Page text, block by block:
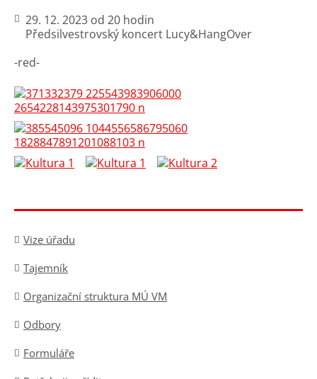
29. 12. 2023 od 20 hodin
Předsilvestrovský koncert Lucy&HangOver
-red-
Vize úřadu
Tajemník
Organizační struktura MÚ VM
Odbory
Formuláře